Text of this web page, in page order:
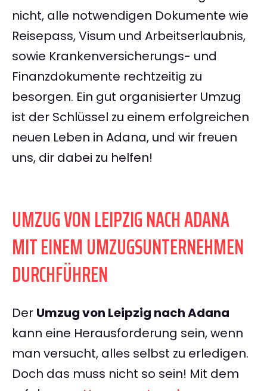
nicht, alle notwendigen Dokumente wie
Reisepass, Visum und Arbeitserlaubnis,
sowie Krankenversicherungs- und
Finanzdokumente rechtzeitig zu
besorgen. Ein gut organisierter Umzug
ist der Schlüssel zu einem erfolgreichen
neuen Leben in Adana, und wir freuen
uns, dir dabei zu helfen!
UMZUG VON LEIPZIG NACH ADANA
MIT EINEM UMZUGSUNTERNEHMEN
DURCHFÜHREN
Der Umzug von Leipzig nach Adana
kann eine Herausforderung sein, wenn
man versucht, alles selbst zu erledigen.
Doch das muss nicht so sein! Mit dem